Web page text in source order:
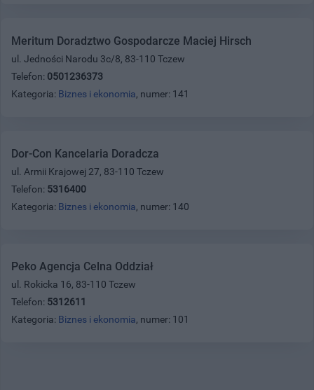
Meritum Doradztwo Gospodarcze Maciej Hirsch
ul. Jedności Narodu 3c/8, 83-110 Tczew
Telefon: 0501236373
Kategoria: Biznes i ekonomia, numer: 141
Dor-Con Kancelaria Doradcza
ul. Armii Krajowej 27, 83-110 Tczew
Telefon: 5316400
Kategoria: Biznes i ekonomia, numer: 140
Peko Agencja Celna Oddział
ul. Rokicka 16, 83-110 Tczew
Telefon: 5312611
Kategoria: Biznes i ekonomia, numer: 101